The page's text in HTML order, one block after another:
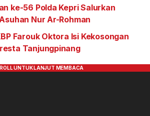
ke-56 Polda Kepri Salurkan
Nur Ar-Rohman
Farouk Oktora Isi Kekosongan
Tanjungpinang